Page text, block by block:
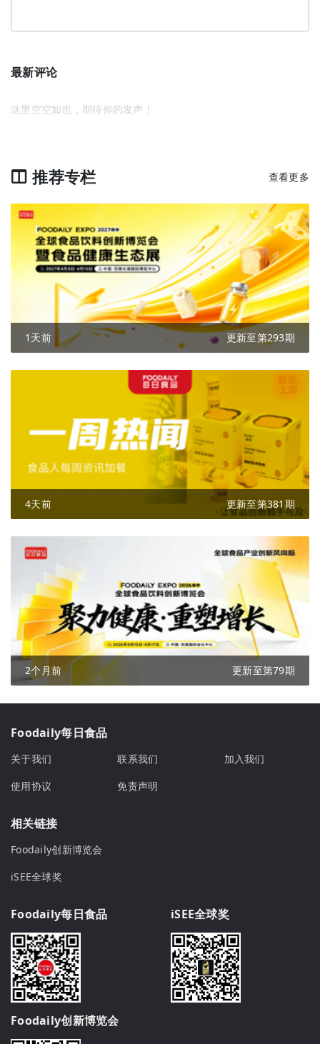
最新评论
这里空空如也，期待你的发声！
推荐专栏 查看更多
1天前 更新至第293期
4天前 更新至第381期
2个月前 更新至第79期
Foodaily每日食品
关于我们 联系我们
加入我们
使用协议
免责声明
相关链接
Foodaily创新博览会
iSEE全球奖
Foodaily每日食品 iSEE全球奖
Foodaily创新博览会